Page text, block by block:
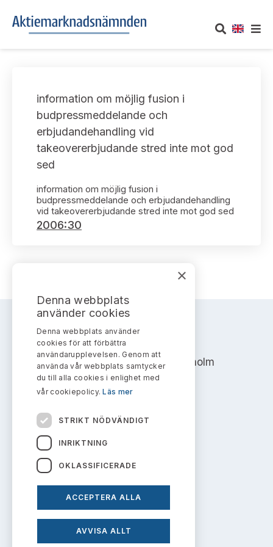
Om oss
Vårt uppdrag
Informationsgivning
Arbetssätt och jävsfrågor
Stadgar
Huvudmän
Verksamhetsberättelser
Publikationer och anföranden
UTTALANDEN
Om nämndens uttalanden
Framställningar och konsultation
Uttalanden sorterade efter publiceringsdatum
Samtliga uttalanden sorterade årsvis
Sök uttalanden
Prenumerera
TAKEOVER-REGLER
handelsplattformar
Nyheter och pressmeddelanden
KONTAKT
information om möjlig fusion i
budpressmeddelande och
erbjudandehandling vid
takeovererbjudande stred inte mot god
sed
information om möjlig fusion i
budpressmeddelande och erbjudandehandling
vid takeovererbjudande stred inte mot god sed
2006:30
AKTIEMARKNADSNÄMNDEN
Address: Box 7354, 103 90 Stockholm
info@aktiemarknadsnamnden.se
Om innehållet
Om webbplatsen
×
Denna webbplats
använder cookies
Denna webbplats använder
cookies för att förbättra
användarupplevelsen. Genom att
använda vår webbplats samtycker
du till alla cookies i enlighet med
vår cookiepolicy.Läs mer
STRIKT NÖDVÄNDIGT
INRIKTNING
OKLASSIFICERADE
ACCEPTERA ALLA
AVVISA ALLT